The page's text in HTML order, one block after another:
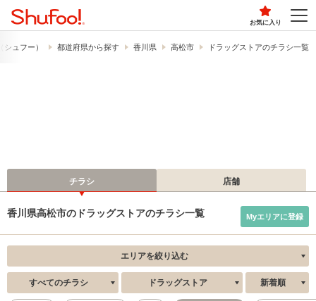
お気に入り
ュフー） 都道府県から探す 香川県 高松市 ドラッグストアのチラシ一覧
チラシ 店舗
香川県高松市のドラッグストアのチラシ一覧 Myエリアに登録
エリアを絞り込む
すべてのチラシ ドラッグストア 新着順